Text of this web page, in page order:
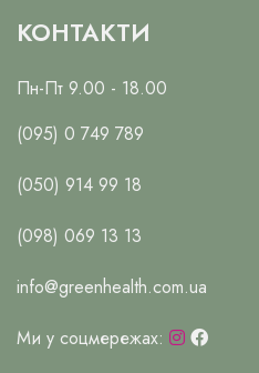
КОНТАКТИ
Пн-Пт 9.00 - 18.00
(095) 0 749 789
(050) 914 99 18
(098) 069 13 13
info@greenhealth.com.ua
Ми у соцмережах: